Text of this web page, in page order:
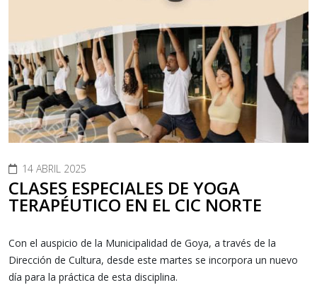
14 ABRIL 2025
CLASES ESPECIALES DE YOGA
TERAPÉUTICO EN EL CIC NORTE
Con el auspicio de la Municipalidad de Goya, a través de la
Dirección de Cultura, desde este martes se incorpora un nuevo
día para la práctica de esta disciplina.